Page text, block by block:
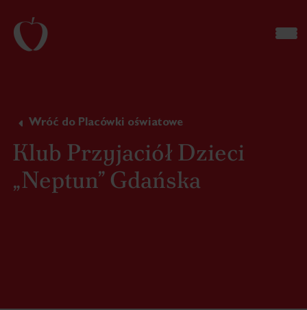
Wróć do Placówki oświatowe
Klub Przyjaciół Dzieci
„Neptun” Gdańska